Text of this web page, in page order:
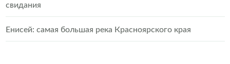
свидания
Енисей: самая большая река Красноярского края